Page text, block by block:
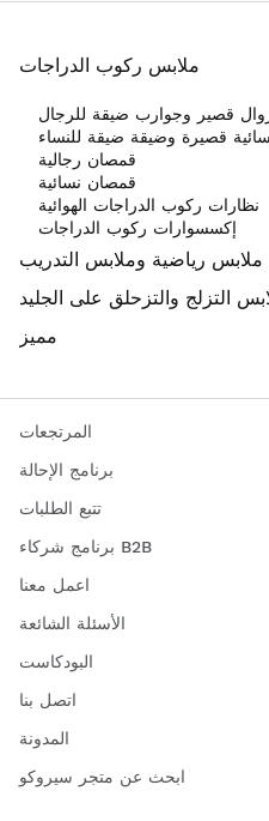
ملابس ركوب الدراجات
قصير وجوارب ضيقة للرجال
قصيرة وضيقة ضيقة للنساء
قمصان رجالية
قمصان نسائية
نظارات ركوب الدراجات الهوائية
إكسسوارات ركوب الدراجات
ملابس رياضية وملابس التدريب
التزلج والتزحلق على الجليد
مميز
المرتجعات
برنامج الإحالة
تتبع الطلبات
برنامج شركاء B2B
اعمل معنا
الأسئلة الشائعة
البودكاست
اتصل بنا
المدونة
ابحث عن متجر سيروكو